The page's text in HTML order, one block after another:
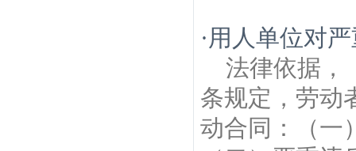
·用人单位对
法律依据，
条规定，劳动
动合同：（一